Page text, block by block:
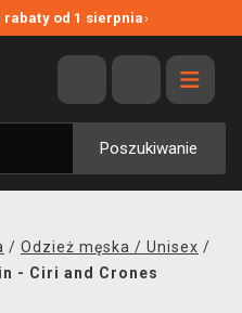
od 1 sierpnia›
Poszukiwanie
/ Odzież męska / Unisex /
- Ciri and Crones